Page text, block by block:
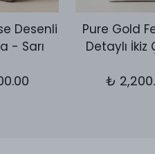
Desenli
- Sarı
Pure Gold
Detaylı
₺